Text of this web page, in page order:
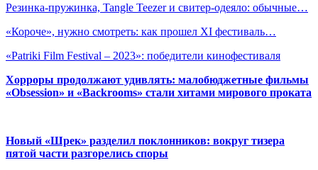
Резинка-пружинка, Tangle Teezer и свитер-одеяло: обычные…
«Короче», нужно смотреть: как прошел XI фестиваль…
«Patriki Film Festival – 2023»: победители кинофестиваля
Хорроры продолжают удивлять: малобюджетные фильмы
«Obsession» и «Backrooms» стали хитами мирового проката
Новый «Шрек» разделил поклонников: вокруг тизера
пятой части разгорелись споры